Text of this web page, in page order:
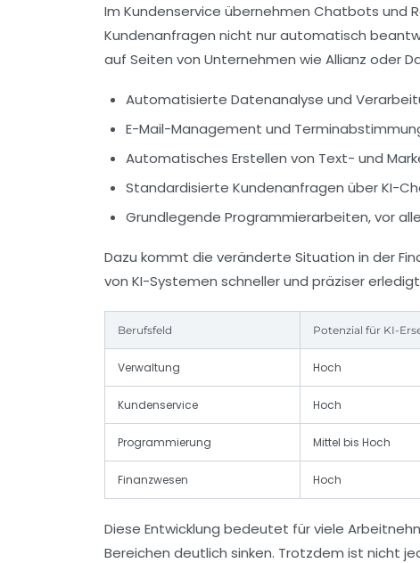
Im Kundenservice übernehmen Chatbots und
Kundenanfragen nicht nur automatisch
auf Seiten von Unternehmen wie Allianz oder
Automatisierte Datenanalyse und
E-Mail-Management und
Automatisches Erstellen von Text- und
Standardisierte Kundenanfragen über KI-
Grundlegende Programmierarbeiten, vor
Dazu kommt die veränderte Situation in der
von KI-Systemen schneller und präziser
Berufsfeld Potenzial für KI-
Verwaltung Hoch
Kundenservice Hoch
Programmierung Mittel bis Hoch
Finanzwesen Hoch
Diese Entwicklung bedeutet für viele
Bereichen deutlich sinken. Trotzdem ist nicht